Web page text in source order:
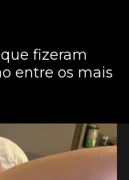
fizeram
entre os mais